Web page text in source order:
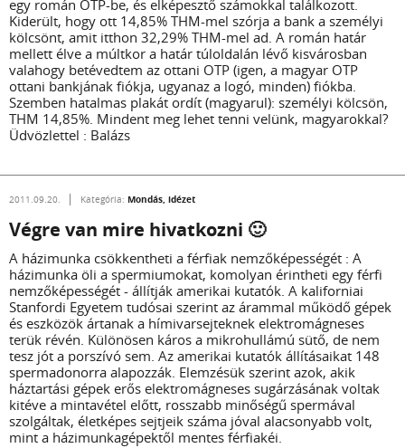
egy román OTP-be, és elképesztő számokkal találkozott.
Kiderült, hogy ott 14,85% THM-mel szórja a bank a személyi
kölcsönt, amit itthon 32,29% THM-mel ad. A román határ
mellett élve a múltkor a határ túloldalán lévő kisvárosban
valahogy betévedtem az ottani OTP (igen, a magyar OTP
ottani bankjának fiókja, ugyanaz a logó, minden) fiókba.
Szemben hatalmas plakát ordít (magyarul): személyi kölcsön,
THM 14,85%. Mindent meg lehet tenni velünk, magyarokkal?
Üdvözlettel : Balázs
2011.09.20. Kategória: Mondás, idézet
Végre van mire hivatkozni 🙂
A házimunka csökkentheti a férfiak nemzőképességét : A
házimunka öli a spermiumokat, komolyan érintheti egy férfi
nemzőképességét - állítják amerikai kutatók. A kaliforniai
Stanfordi Egyetem tudósai szerint az árammal működő gépek
és eszközök ártanak a hímivarsejteknek elektromágneses
terük révén. Különösen káros a mikrohullámú sütő, de nem
tesz jót a porszívó sem. Az amerikai kutatók állításaikat 148
spermadonorra alapozzák. Elemzésük szerint azok, akik
háztartási gépek erős elektromágneses sugárzásának voltak
kitéve a mintavétel előtt, rosszabb minőségű spermával
szolgáltak, életképes sejtjeik száma jóval alacsonyabb volt,
mint a házimunkagépektől mentes férfiakéi.